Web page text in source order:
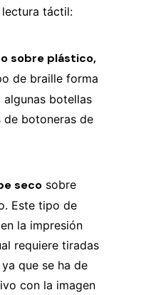
táctil:
sobre plástico,
de braille forma
botellas
de botoneras de
seco sobre
Este tipo de
la impresión
requiere tiradas
que se ha de
con la imagen